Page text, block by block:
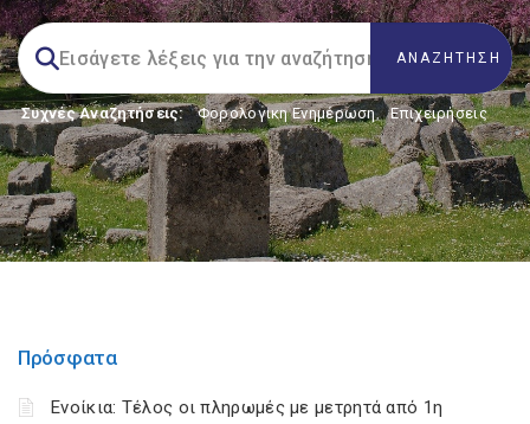
Συχνές Αναζητήσεις: Φορολογικη Ενημέρωση, Επιχειρήσεις
Πρόσφατα
Ενοίκια: Τέλος οι πληρωμές με μετρητά από 1η